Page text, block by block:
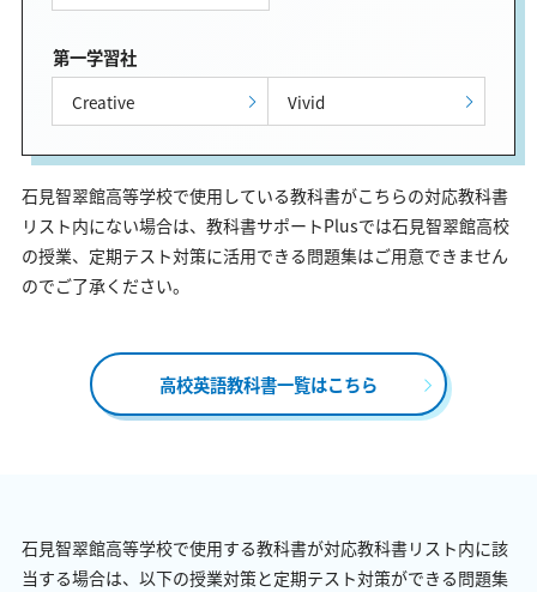
第一学習社
Creative Vivid
石見智翠館高等学校で使用している教科書がこちらの対応教科書
リスト内にない場合は、教科書サポートPlusでは石見智翠館高校
の授業、定期テスト対策に活用できる問題集はご用意できません
のでご了承ください。
高校英語教科書一覧はこちら
石見智翠館高等学校で使用する教科書が対応教科書リスト内に該
当する場合は、以下の授業対策と定期テスト対策ができる問題集